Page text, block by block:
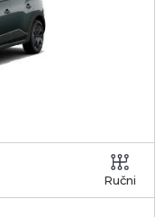
Ručni